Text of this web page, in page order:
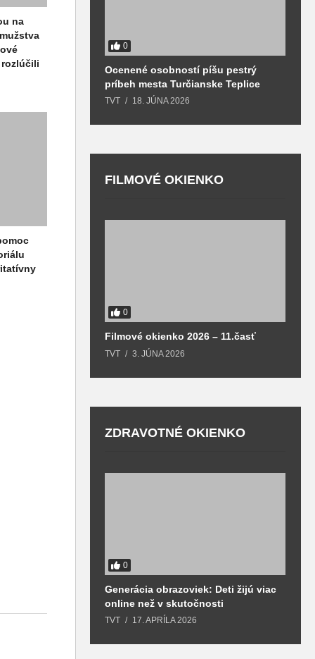
na
0
Ocenené osobností píšu pestrý
príbeh mesta Turčianske Teplice
TVT 18. JÚNA 2026
FILMOVÉ OKIENKO
0
Filmové okienko 2026 – 11.časť
TVT 3. JÚNA 2026
ZDRAVOTNÉ OKIENKO
0
Generácia obrazoviek: Deti žijú viac
online než v skutočnosti
TVT 17. APRÍLA 2026